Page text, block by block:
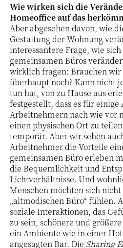
Wie wirken sich die
Homeoffice auf das
Aber abgesehen davon, wie
Gestaltung der Wohnung
interessantere Frage, wie
gemeinsamen Büros
wirklich fragen: Brauchen wir
überhaupt noch? Kann nicht
tun hat, von zu Hause aus
festgestellt, dass es für einige
Arbeitnehmern nach wie vor
einen physischen Ort zu
temporär. Aber wir sehen
Arbeitnehmer die Vorteile
gemeinsamen Büro erleben
die Bequemlichkeit und
Lichtverhältnisse. Und
Menschen möchten sich
„altmodischen Büro“ fühlen.
soziale Interaktionen, das
zu sein, schönere und
ein Ambiente wie in einer
angesagten Bar. Die Sharing